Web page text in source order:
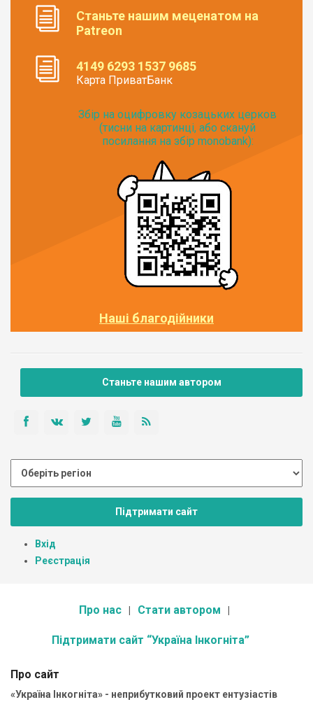
Станьте нашим меценатом на
Patreon
4149 6293 1537 9685
Карта ПриватБанк
Збір на оцифровку козацьких церков
(тисни на картинці, або скануй
посилання на збір monobank):
Наші благодійники
Станьте нашим автором
Підтримати сайт
Вхід
Реєстрація
Про нас Стати автором
Підтримати сайт “Україна Інкогніта”
Про сайт
«Україна Інкогніта» - неприбутковий проект ентузіастів